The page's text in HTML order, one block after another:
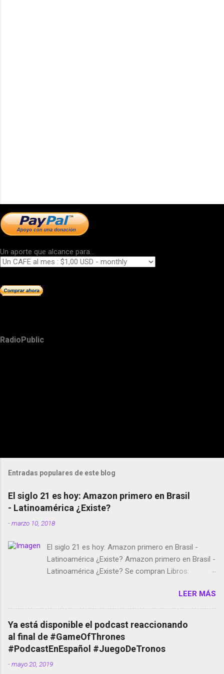
Un aporte que alcance para...
RadioPublic
Entradas populares de este blog
El siglo 21 es hoy: Amazon primero en Brasil
- Latinoamérica ¿Existe?
-marzo 10, 2018
El siglo 21 es hoy: Amazon primero en Brasil -
Latinoamérica ¿Existe? Amazon primero en Brasil -
Latinoamérica ¿Existe? Se compran Libros:
temporada de Black Mirror Twitter deja de verificar
cuentas Responden los fotógrafos Brian May y el
copyright en Instagram Música y vídeo selfies en la
red social Riddley Scott saca a Kevin Spacey de su
película Francisco regaña a los que usan el
smartphone en sus misas La serie de la Tierra
Media GoBee - StartUp de bicicletas de alquiler
LEER MÁS
Ya está disponible el podcast reaccionando
al final de #GameOfThrones
#PodcastEnEspañol #JuegoDeTronos
-mayo 20, 2019